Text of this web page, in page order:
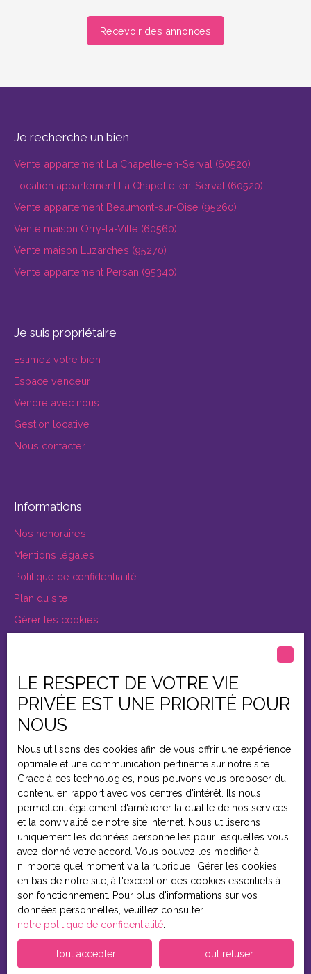
Recevoir des annonces
Je recherche un bien
Vente appartement La Chapelle-en-Serval (60520)
Location appartement La Chapelle-en-Serval (60520)
Vente appartement Beaumont-sur-Oise (95260)
Vente maison Orry-la-Ville (60560)
Vente maison Luzarches (95270)
Vente appartement Persan (95340)
Je suis propriétaire
Estimez votre bien
Espace vendeur
Vendre avec nous
Gestion locative
Nous contacter
Informations
Nos honoraires
Mentions légales
Politique de confidentialité
Plan du site
Gérer les cookies
+33 1 39 37 77 00
1 RUE PAUL BERT
95260 BEAUMONT-SUR-OISE
03 44 57 70 24
771 RUE DE PARIS, 60520 LA CHAPELLE-
EN-SERVAL
LE RESPECT DE VOTRE VIE
PRIVÉE EST UNE PRIORITÉ POUR
NOUS
Nous utilisons des cookies afin de vous offrir une expérience
optimale et une communication pertinente sur notre site.
Grace à ces technologies, nous pouvons vous proposer du
contenu en rapport avec vos centres d'intérêt. Ils nous
permettent également d'améliorer la qualité de nos services
et la convivialité de notre site internet. Nous utiliserons
uniquement les données personnelles pour lesquelles vous
avez donné votre accord. Vous pouvez les modifier à
n'importe quel moment via la rubrique ″Gérer les cookies″
en bas de notre site, à l'exception des cookies essentiels à
son fonctionnement. Pour plus d'informations sur vos
données personnelles, veuillez consulter
notre politique de confidentialité
Tout accepter Tout refuser